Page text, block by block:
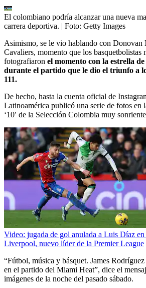
El colombiano podría alcanzar una nueva
carrera deportiva. | Foto: Getty Images
Asimismo, se le vio hablando con Donovan
Cavaliers, momento que los basquetbolistas
fotografiaron el momento con la estrella
durante el partido que le dio el triunfo a
111.
De hecho, hasta la cuenta oficial de
Latinoamérica publicó una serie de fotos en
‘10′ de la Selección Colombia muy
Video: jugada de gol anulada a Luis Díaz
Liverpool, nuevo líder de la Premier League
“Fútbol, música y básquet. James
en el partido del Miami Heat”, dice el
imágenes de la noche del pasado sábado.